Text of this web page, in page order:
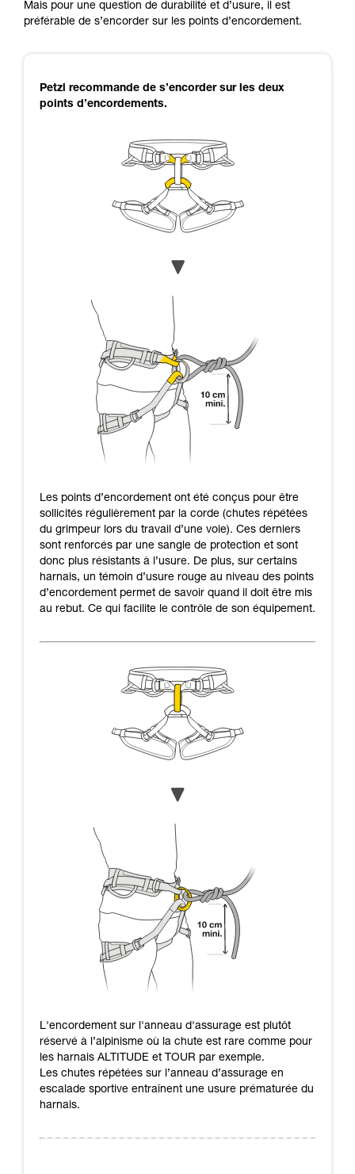
Mais pour une question de durabilité et d’usure, il est
préférable de s’encorder sur les points d’encordement.
Petzl recommande de s’encorder sur les deux
points d’encordements.
Les points d’encordement ont été conçus pour être
sollicités régulièrement par la corde (chutes répétées
du grimpeur lors du travail d’une voie). Ces derniers
sont renforcés par une sangle de protection et sont
donc plus résistants à l’usure. De plus, sur certains
harnais, un témoin d’usure rouge au niveau des points
d’encordement permet de savoir quand il doit être mis
au rebut. Ce qui facilite le contrôle de son équipement.
L'encordement sur l'anneau d'assurage est plutôt
réservé à l’alpinisme où la chute est rare comme pour
les harnais ALTITUDE et TOUR par exemple.
Les chutes répétées sur l’anneau d’assurage en
escalade sportive entraînent une usure prématurée du
harnais.